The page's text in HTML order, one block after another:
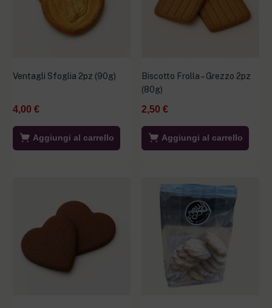
Ventagli Sfoglia 2pz (90g)
4,00 €
Aggiungi al carrello
Biscotto Frolla – Grezzo 2pz
(80g)
2,50 €
Aggiungi al carrello